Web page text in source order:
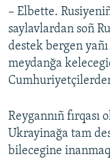
– Elbette.
saylavlardan soñ
destek bergen
meydanğa
Reygannıñ fırqası
Ukrayinağa tam
bilecegine